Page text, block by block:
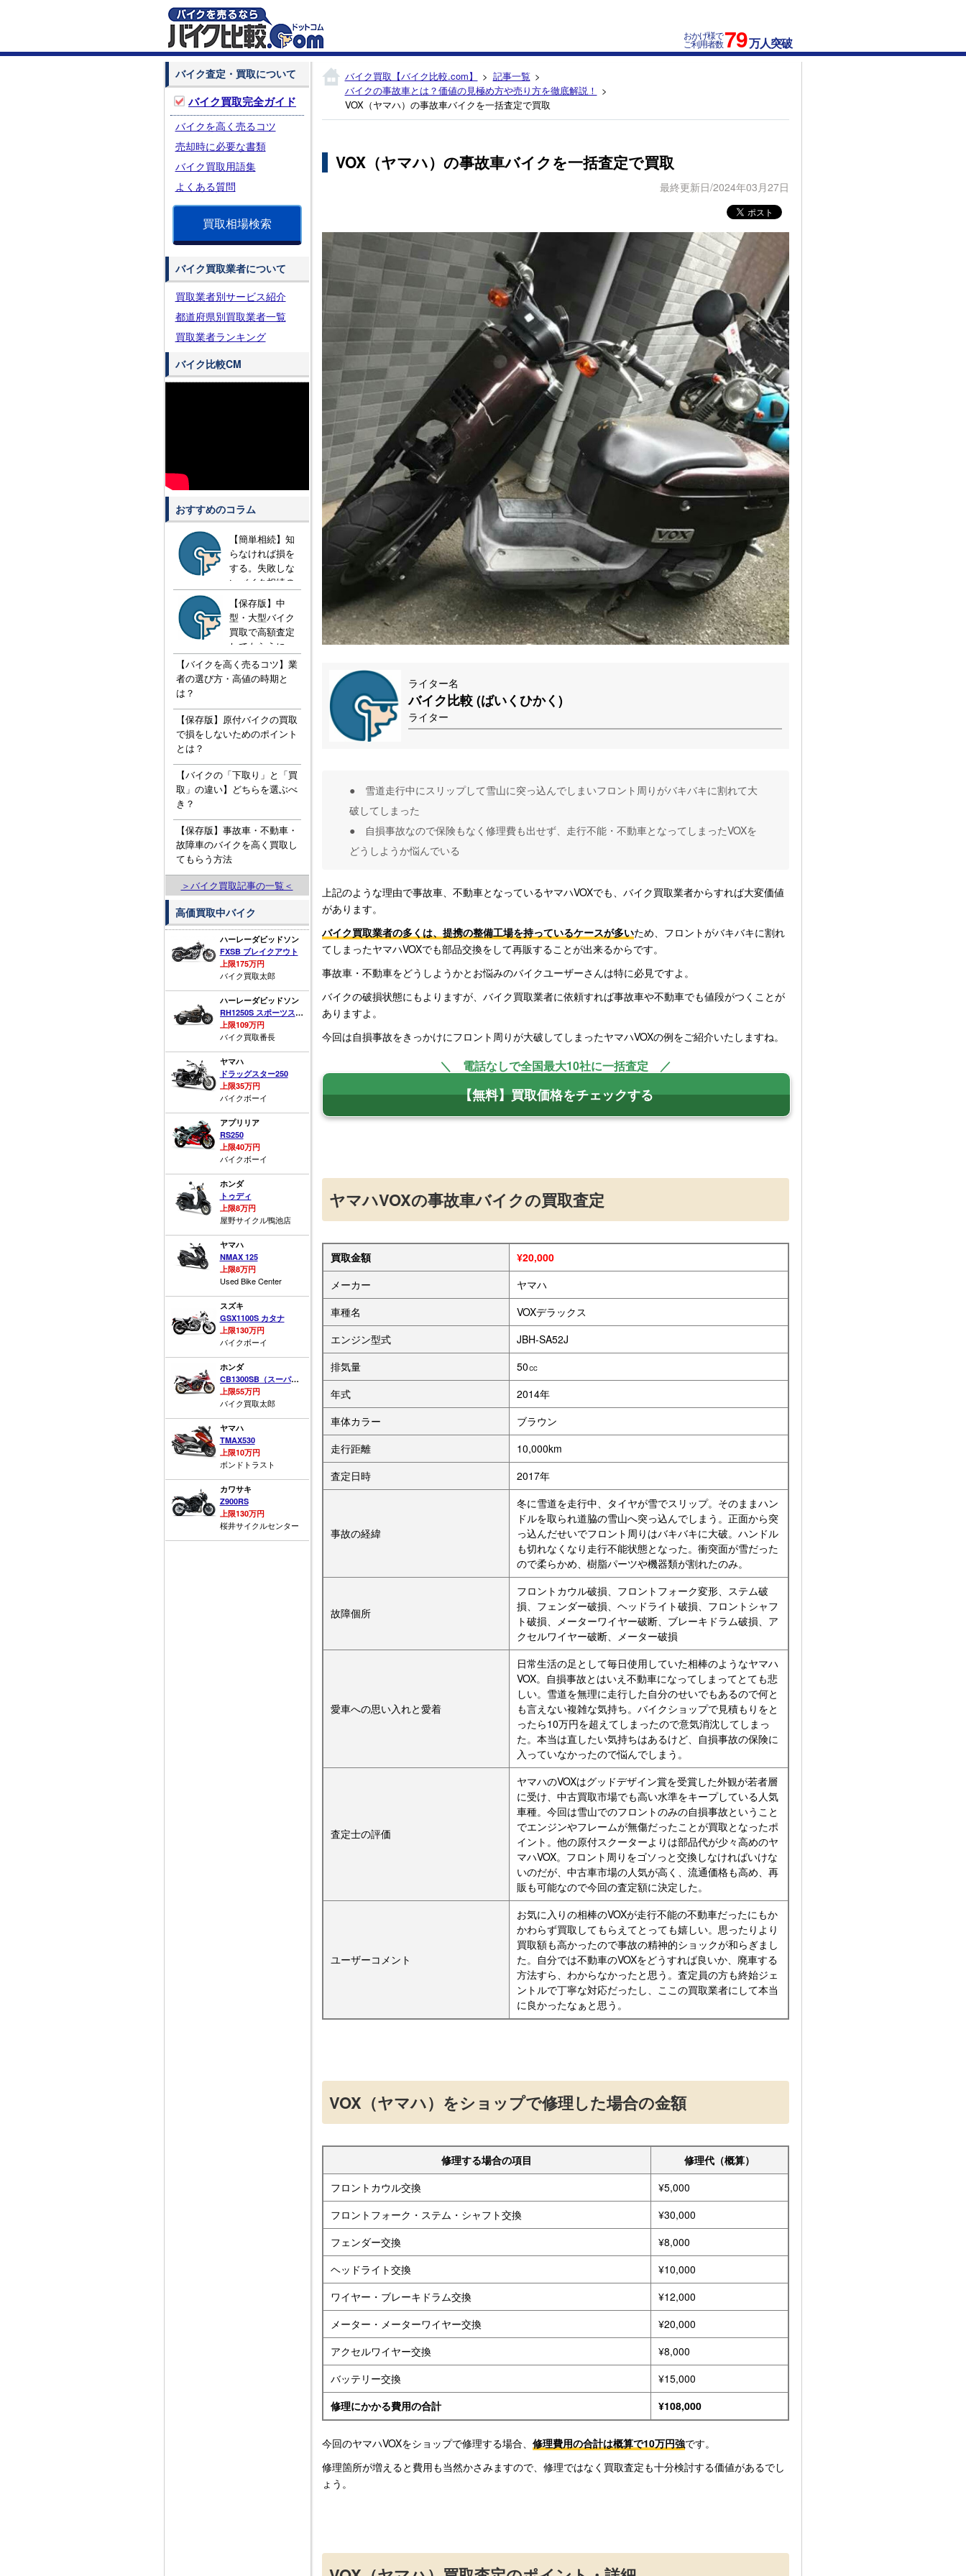
おかげ様で
ご利用者数79万人突破
バイク買取【バイク比較.com】
記事一覧
バイクの事故車とは？価値の見極め方や売り方を徹底解説！
VOX（ヤマハ）の事故車バイクを一括査定で買取
VOX（ヤマハ）の事故車バイクを一括査定で買取
最終更新日/2024年03月27日
ライター名
バイク比較 (ばいくひかく)
ライター
● 雪道走行中にスリップして雪山に突っ込んでしまいフロント周りがバキバキに割れて大
破してしまった
● 自損事故なので保険もなく修理費も出せず、走行不能・不動車となってしまったVOXを
どうしようか悩んでいる
上記のような理由で事故車、不動車となっているヤマハVOXでも、バイク買取業者からすれば大変価値
があります。
バイク買取業者の多くは、提携の整備工場を持っているケースが多いため、フロントがバキバキに割れ
てしまったヤマハVOXでも部品交換をして再販することが出来るからです。
事故車・不動車をどうしようかとお悩みのバイクユーザーさんは特に必見ですよ。
バイクの破損状態にもよりますが、バイク買取業者に依頼すれば事故車や不動車でも値段がつくことが
ありますよ。
今回は自損事故をきっかけにフロント周りが大破してしまったヤマハVOXの例をご紹介いたしますね。
＼ 電話なしで全国最大10社に一括査定 ／
【無料】買取価格をチェックする
ヤマハVOXの事故車バイクの買取査定
買取金額
¥20,000
メーカー
ヤマハ
車種名
VOXデラックス
エンジン型式
JBH-SA52J
排気量
50㏄
年式
2014年
車体カラー
ブラウン
走行距離
10,000km
査定日時
2017年
事故の経緯
冬に雪道を走行中、タイヤが雪でスリップ。そのままハン
ドルを取られ道脇の雪山へ突っ込んでしまう。正面から突
っ込んだせいでフロント周りはバキバキに大破。ハンドル
も切れなくなり走行不能状態となった。衝突面が雪だった
ので柔らかめ、樹脂パーツや機器類が割れたのみ。
故障個所
フロントカウル破損、フロントフォーク変形、ステム破
損、フェンダー破損、ヘッドライト破損、フロントシャフ
ト破損、メーターワイヤー破断、ブレーキドラム破損、ア
クセルワイヤー破断、メーター破損
愛車への思い入れと愛着
日常生活の足として毎日使用していた相棒のようなヤマハ
VOX。自損事故とはいえ不動車になってしまってとても悲
しい。雪道を無理に走行した自分のせいでもあるので何と
も言えない複雑な気持ち。バイクショップで見積もりをと
ったら10万円を超えてしまったので意気消沈してしまっ
た。本当は直したい気持ちはあるけど、自損事故の保険に
入っていなかったので悩んでしまう。
査定士の評価
ヤマハのVOXはグッドデザイン賞を受賞した外観が若者層
に受け、中古買取市場でも高い水準をキープしている人気
車種。今回は雪山でのフロントのみの自損事故ということ
でエンジンやフレームが無傷だったことが買取となったポ
イント。他の原付スクーターよりは部品代が少々高めのヤ
マハVOX。フロント周りをゴソっと交換しなければいけな
いのだが、中古車市場の人気が高く、流通価格も高め、再
販も可能なので今回の査定額に決定した。
ユーザーコメント
お気に入りの相棒のVOXが走行不能の不動車だったにもか
かわらず買取してもらえてとっても嬉しい。思ったりより
買取額も高かったので事故の精神的ショックが和らぎまし
た。自分では不動車のVOXをどうすれば良いか、廃車する
方法すら、わからなかったと思う。査定員の方も終始ジェ
ントルで丁寧な対応だったし、ここの買取業者にして本当
に良かったなぁと思う。
VOX（ヤマハ）をショップで修理した場合の金額
修理する場合の項目
修理代（概算）
フロントカウル交換
¥5,000
フロントフォーク・ステム・シャフト交換
¥30,000
フェンダー交換
¥8,000
ヘッドライト交換
¥10,000
ワイヤー・ブレーキドラム交換
¥12,000
メーター・メーターワイヤー交換
¥20,000
アクセルワイヤー交換
¥8,000
バッテリー交換
¥15,000
修理にかかる費用の合計
¥108,000
今回のヤマハVOXをショップで修理する場合、 修理費用の合計は概算で10万円強です。
修理箇所が増えると費用も当然かさみますので、修理ではなく買取査定も十分検討する価値があるでし
ょう。
バイク査定・買取について
バイク買取完全ガイド
バイクを高く売るコツ
売却時に必要な書類
バイク買取用語集
よくある質問
買取相場検索
バイク買取業者について
買取業者別サービス紹介
都道府県別買取業者一覧
買取業者ランキング
バイク比較CM
おすすめのコラム
【簡単相続】知
らなければ損を
する。失敗しな
いバイク相続の
方法とは？
【保存版】中
型・大型バイク
買取で高額査定
してもらうに
は！？知ってお
きたい３つの知
【バイクを高く売るコツ】業
者の選び方・高値の時期と
は？
【保存版】原付バイクの買取
で損をしないためのポイント
とは？
【バイクの「下取り」と「買
取」の違い】どちらを選ぶべ
き？
【保存版】事故車・不動車・
故障車のバイクを高く買取し
てもらう方法
＞バイク買取記事の一覧＜
高価買取中バイク
ハーレーダビッドソン
FXSB ブレイクアウト
上限175万円
バイク買取太郎
ハーレーダビッドソン
RH1250S スポーツスターS
上限109万円
バイク買取番長
ヤマハ
ドラッグスター250
上限35万円
バイクボーイ
アプリリア
RS250
上限40万円
バイクボーイ
ホンダ
トゥディ
上限8万円
屋野サイクル鴨池店
ヤマハ
NMAX 125
上限8万円
Used Bike Center
スズキ
GSX1100S カタナ
上限130万円
バイクボーイ
ホンダ
CB1300SB（スーパーボルドール）
上限55万円
バイク買取太郎
ヤマハ
TMAX530
上限10万円
ボンドトラスト
カワサキ
Z900RS
上限130万円
桜井サイクルセンター